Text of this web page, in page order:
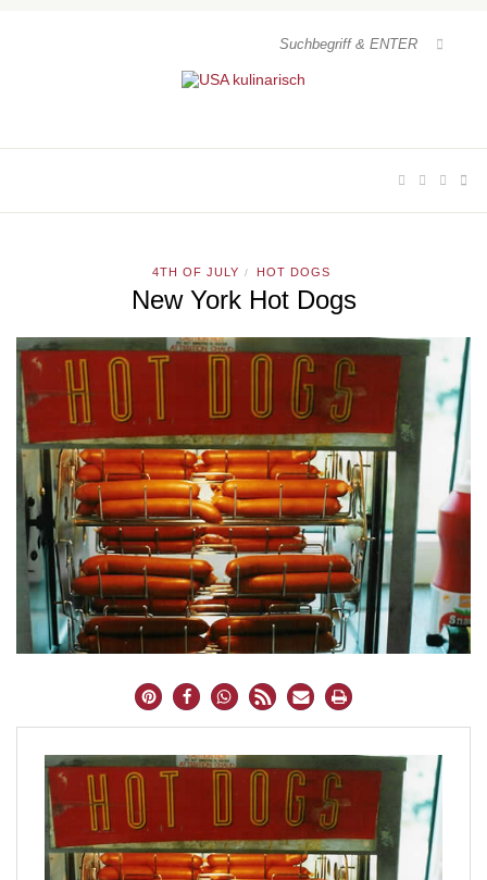
4TH OF JULY / HOT DOGS
New York Hot Dogs